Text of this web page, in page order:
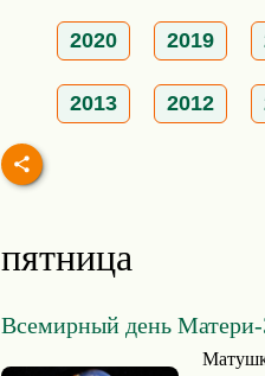
2020 2019
2013 2012
пятница
Всемирный день